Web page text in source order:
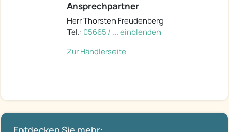
Ansprechpartner
Herr Thorsten Freudenberg
Tel.: 05665 / ... einblenden
Zur Händlerseite